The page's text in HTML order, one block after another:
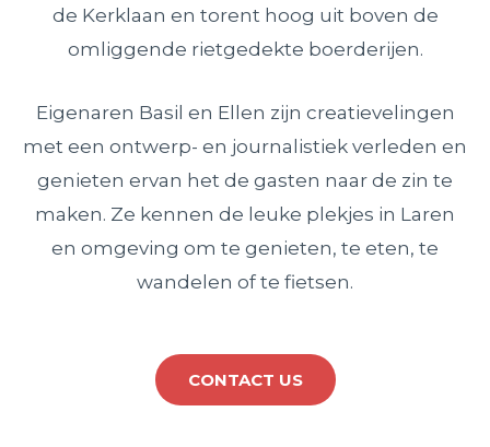
de Kerklaan en torent hoog uit boven de
omliggende rietgedekte boerderijen.
Eigenaren Basil en Ellen zijn creatievelingen
met een ontwerp- en journalistiek verleden en
genieten ervan het de gasten naar de zin te
maken. Ze kennen de leuke plekjes in Laren
en omgeving om te genieten, te eten, te
wandelen of te fietsen.
CONTACT US